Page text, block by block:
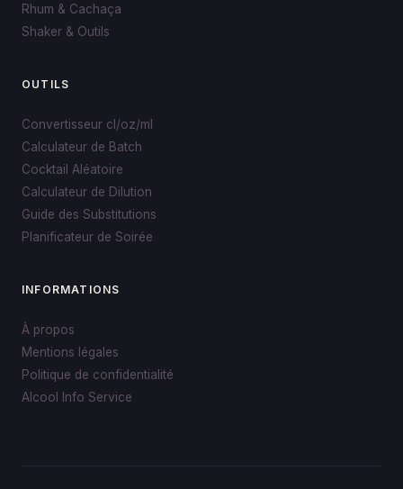
Rhum & Cachaça
Shaker & Outils
OUTILS
Convertisseur cl/oz/ml
Calculateur de Batch
Cocktail Aléatoire
Calculateur de Dilution
Guide des Substitutions
Planificateur de Soirée
INFORMATIONS
À propos
Mentions légales
Politique de confidentialité
Alcool Info Service